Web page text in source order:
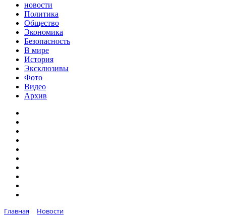
новости
Политика
Общество
Экономика
Безопасность
В мире
История
Эксклюзивы
Фото
Видео
Архив
Главная
Новости